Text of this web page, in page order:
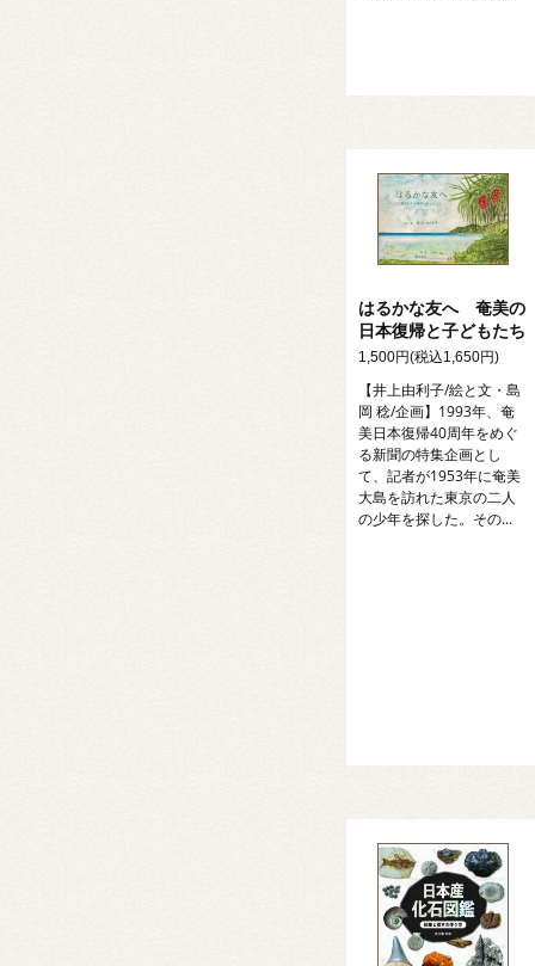
はるかな友へ 奄美の
日本復帰と子どもたち
1,500円(税込1,650円)
【井上由利子/絵と文・島
岡 稔/企画】1993年、奄
美日本復帰40周年をめぐ
る新聞の特集企画とし
て、記者が1953年に奄美
大島を訪れた東京の二人
の少年を探した。その...